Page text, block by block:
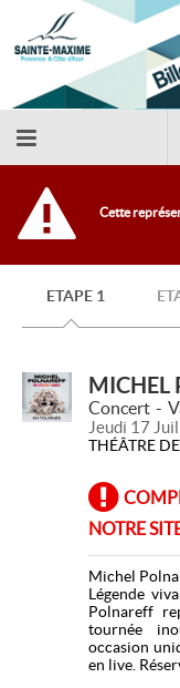
Retour
l'accueil
Retour
Cette
ETAPE 1
MICHEL
Concert
Jeudi 17
THÉÂTRE
NOTRE
Michel
Légende
Polnareff
tournée
occasion
en live.